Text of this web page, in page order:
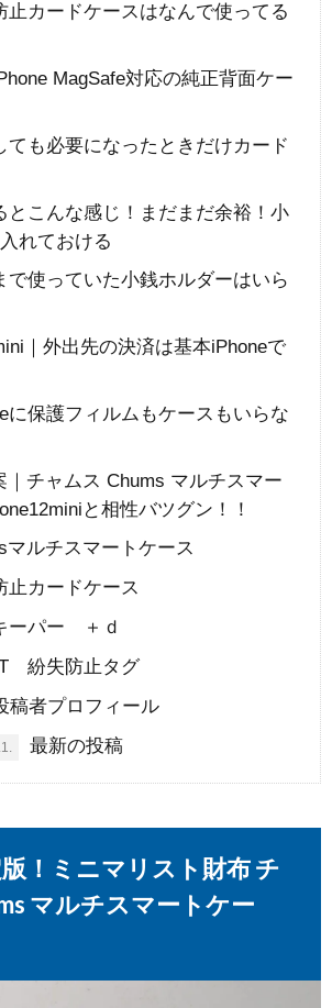
止カードケースはなんで使ってる
MagSafe対応の純正背面ケー
ても必要になったときだけカード
とこんな感じ！まだまだ余裕！小
れておける
で使っていた小銭ホルダーはいら
｜外出先の決済は基本iPhoneで
に保護フィルムもケースもいらな
｜チャムス Chums マルチスマー
と相性バツグン！！
マルチスマートケース
止カードケース
ーパー ＋ｄ
紛失防止タグ
稿者プロフィール
最新の投稿
！ミニマリスト財布 チ
マルチスマートケー